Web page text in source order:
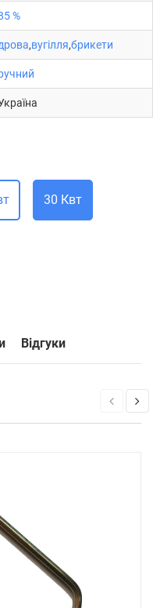
%
,вугілля,брикети
30 Квт
Відгуки